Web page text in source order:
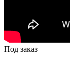
Под заказ